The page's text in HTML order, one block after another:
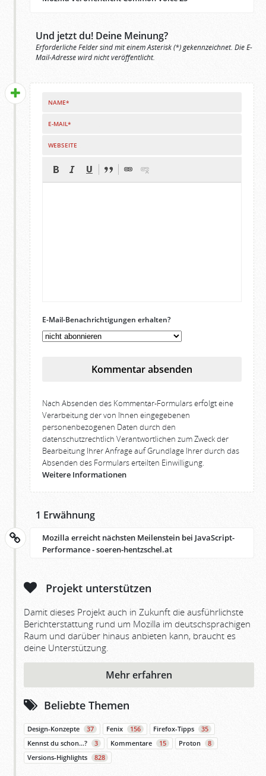
Und jetzt du! Deine Meinung?
Erforderliche Felder sind mit einem Asterisk (*) gekennzeichnet. Die E-
Mail-Adresse wird nicht veröffentlicht.
NAME*
E-MAIL*
WEBSEITE
E-Mail-Benachrichtigungen erhalten?
Kommentar absenden
Nach Absenden des Kommentar-Formulars erfolgt eine
Verarbeitung der von Ihnen eingegebenen
personenbezogenen Daten durch den
datenschutzrechtlich Verantwortlichen zum Zweck der
Bearbeitung Ihrer Anfrage auf Grundlage Ihrer durch das
Absenden des Formulars erteilten Einwilligung.
Weitere Informationen
1 Erwähnung
Mozilla erreicht nächsten Meilenstein bei JavaScript-
Performance - soeren-hentzschel.at
Projekt unterstützen
Damit dieses Projekt auch in Zukunft die ausführlichste
Berichterstattung rund um Mozilla im deutschsprachigen
Raum und darüber hinaus anbieten kann, braucht es
deine Unterstützung.
Mehr erfahren
Beliebte Themen
Design-Konzepte 37 Fenix 156 Firefox-Tipps
35
Kennst du schon…?
3 Kommentare 15 Proton
8
Versions-Highlights
828